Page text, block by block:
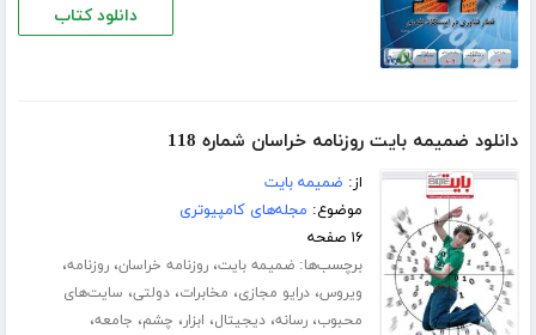
دانلود کتاب
دانلود ضمیمه بایت روزنامه خراسان شماره 118
از: ضمیمه بایت
موضوع: مجله‌های کامپیوتری
۱۶ صفحه
برچسب‌ها:ضمیمه بایت،روزنامه خراسان،روزنامه،
ویروس،درایو مجازی، مخابرات،دولتی، سایت‌های
محبوب،رسانه،دیجیتال، ابزار، چشم، جامعه،